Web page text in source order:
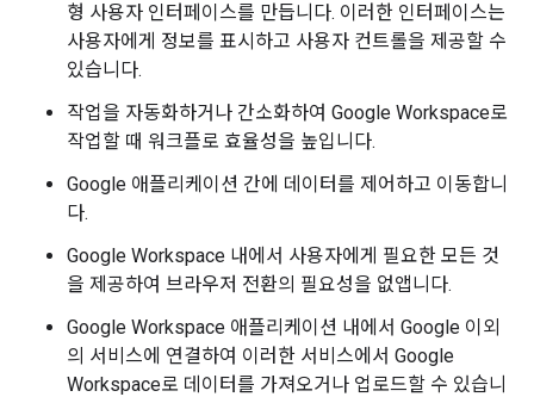
형 사용자 인터페이스를 만듭니다. 이러한 인터페이스는
사용자에게 정보를 표시하고 사용자 컨트롤을 제공할 수
있습니다.
작업을 자동화하거나 간소화하여 Google Workspace로
작업할 때 워크플로 효율성을 높입니다.
Google 애플리케이션 간에 데이터를 제어하고 이동합니
다.
Google Workspace 내에서 사용자에게 필요한 모든 것
을 제공하여 브라우저 전환의 필요성을 없앱니다.
Google Workspace 애플리케이션 내에서 Google 이외
의 서비스에 연결하여 이러한 서비스에서 Google
Workspace로 데이터를 가져오거나 업로드할 수 있습니